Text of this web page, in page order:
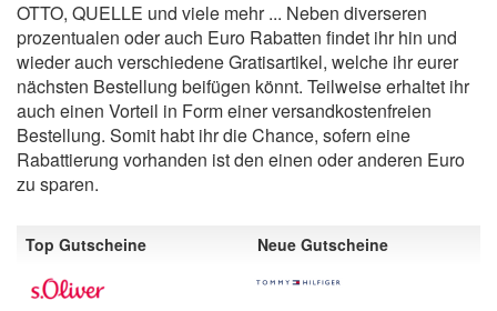
OTTO, QUELLE und viele mehr ... Neben diverseren
prozentualen oder auch Euro Rabatten findet ihr hin und
wieder auch verschiedene Gratisartikel, welche ihr eurer
nächsten Bestellung beifügen könnt. Teilweise erhaltet ihr
auch einen Vorteil in Form einer versandkostenfreien
Bestellung. Somit habt ihr die Chance, sofern eine
Rabattierung vorhanden ist den einen oder anderen Euro
zu sparen.
Top Gutscheine Neue Gutscheine